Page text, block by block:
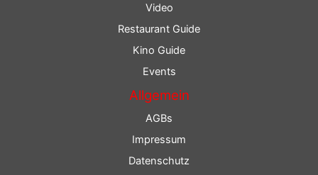
Video
Restaurant Guide
Kino Guide
Events
Allgemein
AGBs
Impressum
Datenschutz